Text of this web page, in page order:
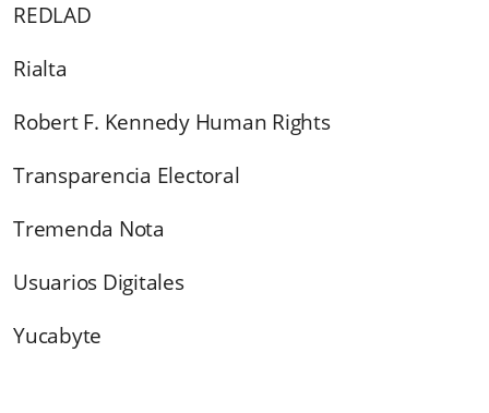
REDLAD
Rialta
Robert F. Kennedy Human Rights
Transparencia Electoral
Tremenda Nota
Usuarios Digitales
Yucabyte